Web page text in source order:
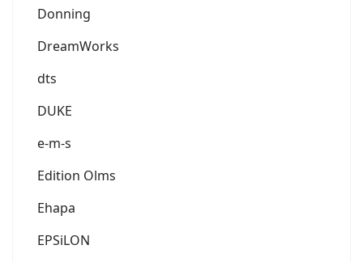
Donning
DreamWorks
dts
DUKE
e-m-s
Edition Olms
Ehapa
EPSiLON